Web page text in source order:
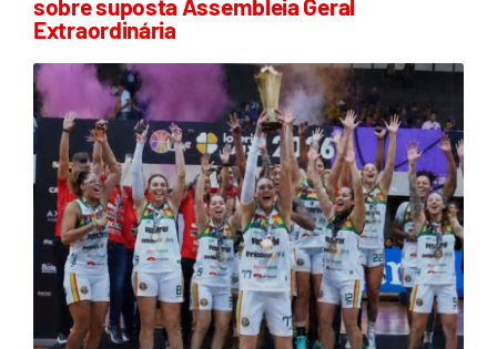
sobre suposta Assembleia Geral
Extraordinária